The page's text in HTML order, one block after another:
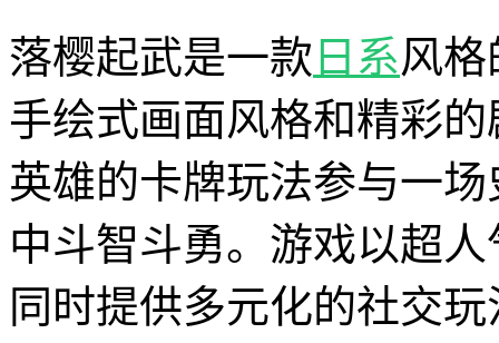
落樱起武是一款 日系风格
手绘式画面风格和精彩
英雄的卡牌玩法参与一
中斗智斗勇。游戏以超
同时提供多元化的社交